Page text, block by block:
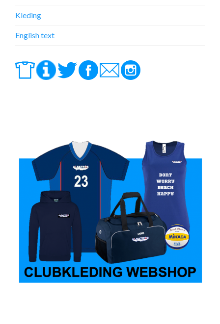
Kleding
English text